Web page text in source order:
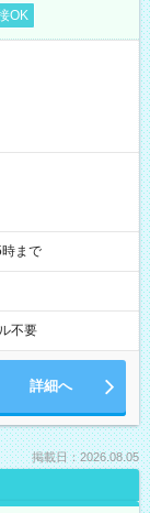
OK
まで
不要
詳細へ
掲載日：2026.08.05